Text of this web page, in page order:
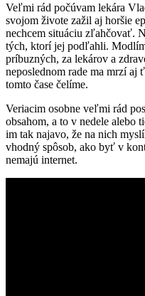
Veľmi rád počúvam lekára
svojom živote zažil aj horšie
nechcem situáciu zľahčovať.
tých, ktorí jej podľahli. Modlím
príbuzných, za lekárov a
neposlednom rade ma mrzí aj
tomto čase čelíme.
Veriacim osobne veľmi rád
obsahom, a to v nedele alebo
im tak najavo, že na nich
vhodný spôsob, ako byť v
nemajú internet.